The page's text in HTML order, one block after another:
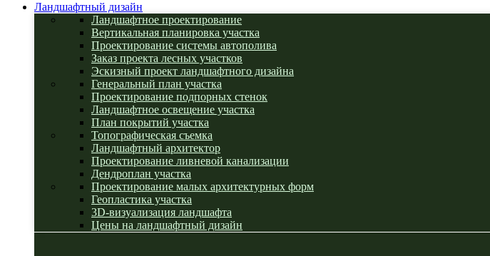
Ландшафтный дизайн
Ландшафтное проектирование
Вертикальная планировка участка
Проектирование системы автополива
Заказ проекта лесных участков
Эскизный проект ландшафтного дизайна
Генеральный план участка
Проектирование подпорных стенок
Ландшафтное освещение участка
План покрытий участка
Топографическая съемка
Ландшафтный архитектор
Проектирование ливневой канализации
Дендроплан участка
Проектирование малых архитектурных форм
Геопластика участка
3D-визуализация ландшафта
Цены на ландшафтный дизайн